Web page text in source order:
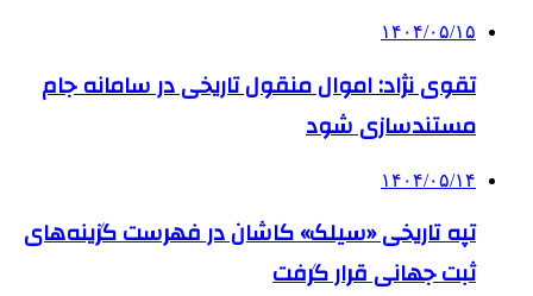
۱۴۰۴/۰۵/۱۵
تقوی نژاد: اموال منقول تاریخی در سامانه جام
مستندسازی شود
۱۴۰۴/۰۵/۱۴
تپه تاریخی «سیلک» کاشان در فهرست گزینه‌های
ثبت جهانی قرار گرفت